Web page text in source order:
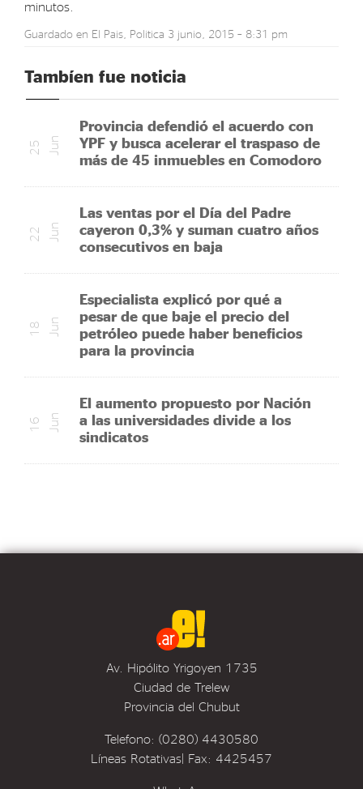
minutos.
Guardado en El Pais Politica 3 junio, 2015 – 8:31 pm
Tambíen fue noticia
Provincia defendió el acuerdo con
YPF y busca acelerar el traspaso de
más de 45 inmuebles en Comodoro
2
5
J
u n
Las ventas por el Día del Padre
cayeron 0,3% y suman cuatro años
consecutivos en baja
2
2
J
u n
Especialista explicó por qué a
pesar de que baje el precio del
petróleo puede haber beneficios
para la provincia
1
8
J
u n
El aumento propuesto por Nación
a las universidades divide a los
sindicatos
1
6
J
u n
Av. Hipólito Yrigoyen 1735
Ciudad de Trelew
Provincia del Chubut
Telefono: (0280) 4430580
Líneas Rotativas| Fax: 4425457